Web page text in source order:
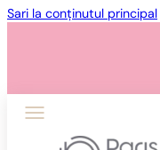
Sari la conținutul principal